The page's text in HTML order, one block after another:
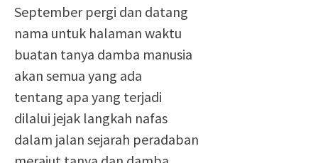
September pergi dan datang
nama untuk halaman waktu
buatan tanya damba manusia
akan semua yang ada
tentang apa yang terjadi
dilalui jejak langkah nafas
dalam jalan sejarah peradaban